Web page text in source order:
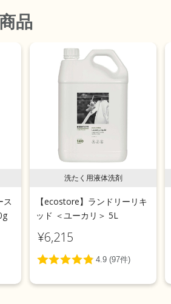
品
ス
洗たく用液体洗剤
【ecostore】ランドリーリキ
ッド ＜ユーカリ＞ 5L
¥6,215